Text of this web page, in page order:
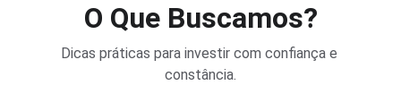
O Que Buscamos?
Dicas práticas para investir com confiança e
constância.